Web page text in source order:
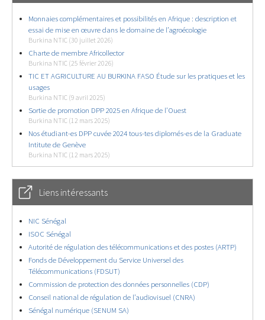
Monnaies complémentaires et possibilités en Afrique : description et
essai de mise en œuvre dans le domaine de l’agroécologie
Burkina NTIC (30 juillet 2026)
Charte de membre Africollector
Burkina NTIC (25 février 2026)
TIC ET AGRICULTURE AU BURKINA FASO Étude sur les pratiques et les
usages
Burkina NTIC (9 avril 2025)
Sortie de promotion DPP 2025 en Afrique de l’Ouest
Burkina NTIC (12 mars 2025)
Nos étudiant-es DPP cuvée 2024 tous-tes diplomés-es de la Graduate
Intitute de Genève
Burkina NTIC (12 mars 2025)
Liens intéressants
NIC Sénégal
ISOC Sénégal
Autorité de régulation des télécommunications et des postes (ARTP)
Fonds de Développement du Service Universel des
Télécommunications (FDSUT)
Commission de protection des données personnelles (CDP)
Conseil national de régulation de l’audiovisuel (CNRA)
Sénégal numérique (SENUM SA)